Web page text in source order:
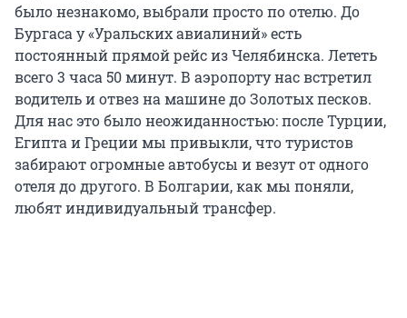
было незнакомо, выбрали просто по отелю. До
Бургаса у «Уральских авиалиний» есть
постоянный прямой рейс из Челябинска. Лететь
всего 3 часа 50 минут. В аэропорту нас встретил
водитель и отвез на машине до Золотых песков.
Для нас это было неожиданностью: после Турции,
Египта и Греции мы привыкли, что туристов
забирают огромные автобусы и везут от одного
отеля до другого. В Болгарии, как мы поняли,
любят индивидуальный трансфер.